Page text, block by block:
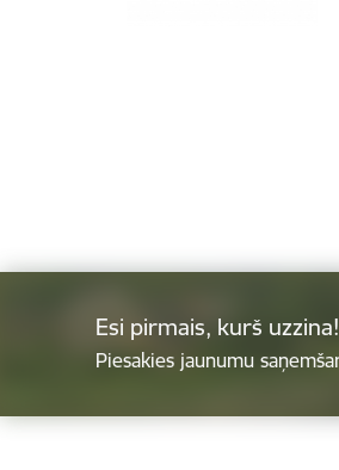
Esi pirmais, kurš uzzina!
Piesakies jaunumu